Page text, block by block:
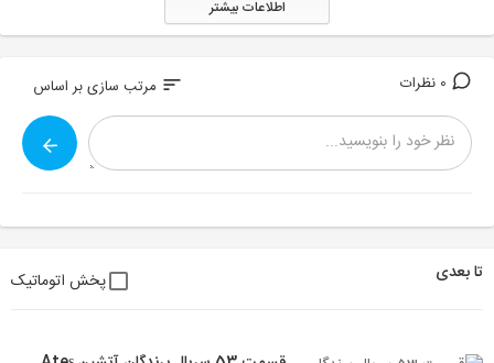
اطلاعات بیشتر
sort مرتب سازی بر اساس
تا بعدی پخش اتوماتیک